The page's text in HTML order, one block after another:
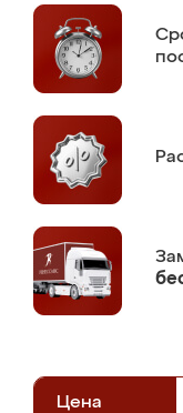
Цена